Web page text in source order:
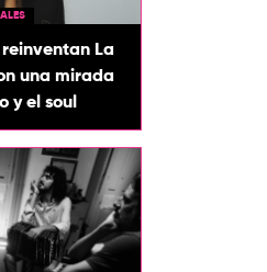
La
una mirada
y el soul